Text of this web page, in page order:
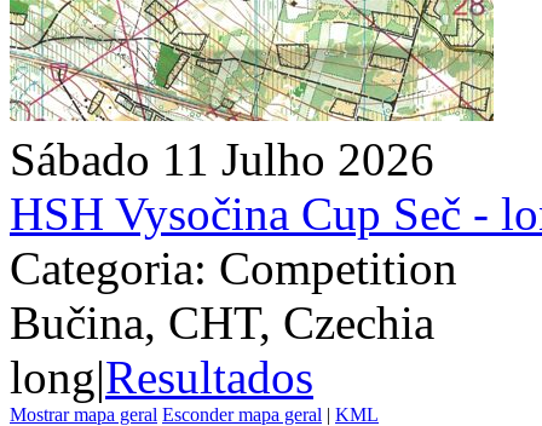
Sábado 11 Julho 2026
HSH Vysočina Cup Seč -
Categoria: Competition
Bučina, CHT, Czechia
long|Resultados
Mostrar mapa geral Esconder mapa geral | KML